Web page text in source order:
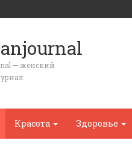
— женский
Красота Здоровье